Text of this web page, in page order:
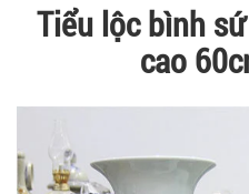
Tiểu lộc bình
cao